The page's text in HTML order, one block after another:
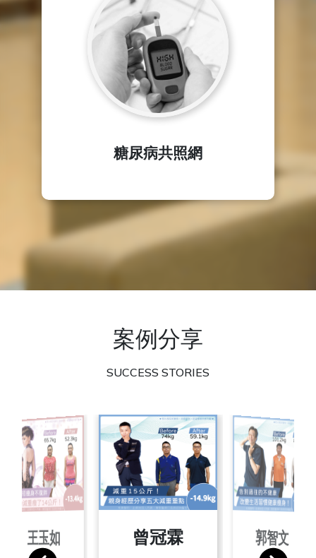
糖尿病共照網
案例分享
SUCCESS STORIES
曾冠霖
郭智文
葉沛傑
朱彥吉
宋家玲
王玉如